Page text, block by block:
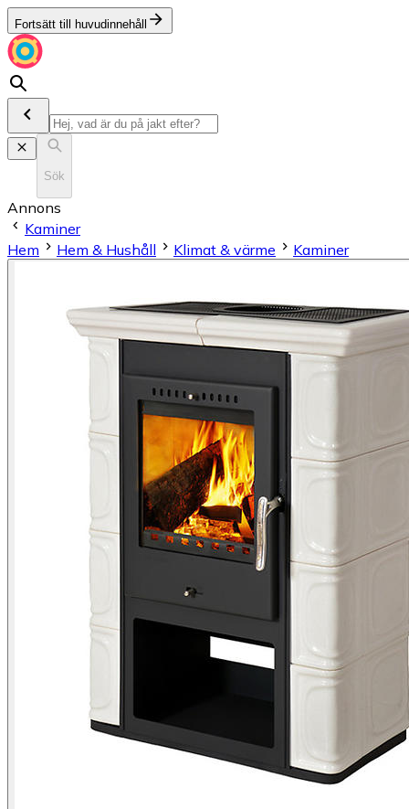
Fortsätt till huvudinnehåll
Sök
Annons
Kaminer
Hem
Hem & Hushåll Klimat & värme Kaminer